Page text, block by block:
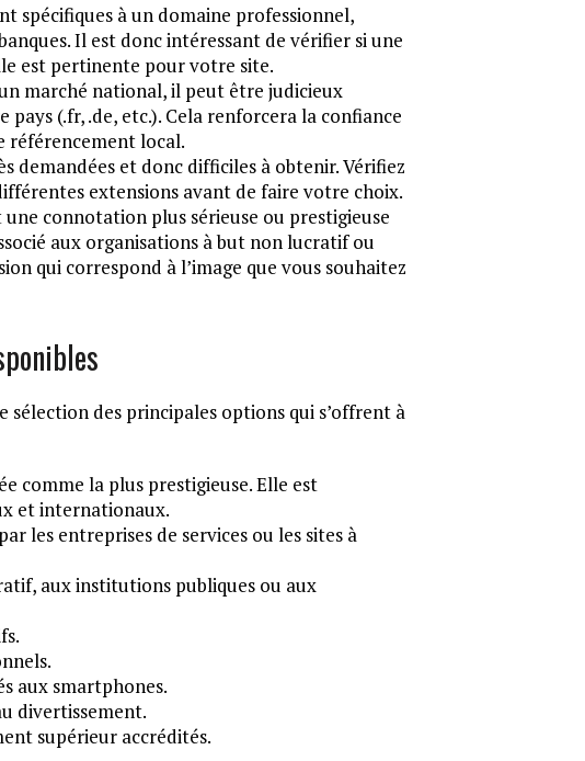
spécifiques à un domaine professionnel,
Il est donc intéressant de vérifier si une
est pertinente pour votre site.
marché national, il peut être judicieux
(.fr, .de, etc.). Cela renforcera la confiance
référencement local.
demandées et donc difficiles à obtenir. Vérifiez
extensions avant de faire votre choix.
connotation plus sérieuse ou prestigieuse
aux organisations à but non lucratif ou
qui correspond à l’image que vous souhaitez
sélection des principales options qui s’offrent à
comme la plus prestigieuse. Elle est
et internationaux.
les entreprises de services ou les sites à
aux institutions publiques ou aux
aux smartphones.
divertissement.
supérieur accrédités.